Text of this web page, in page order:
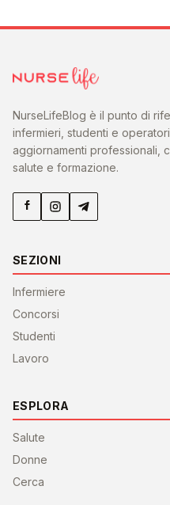
NurseLifeBlog è il punto di
infermieri, studenti e
aggiornamenti professionali,
salute e formazione.
SEZIONI
Infermiere
Concorsi
Studenti
Lavoro
ESPLORA
Salute
Donne
Cerca